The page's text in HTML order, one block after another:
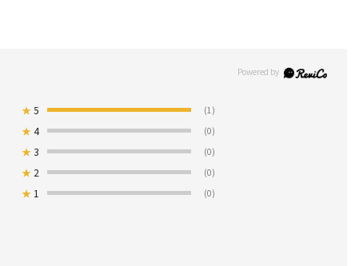
★5 (1)
★4 (0)
★3 (0)
★ 2 (0)
★ 1 (0)